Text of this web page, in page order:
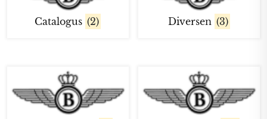
Catalogus (2) Diversen (3)